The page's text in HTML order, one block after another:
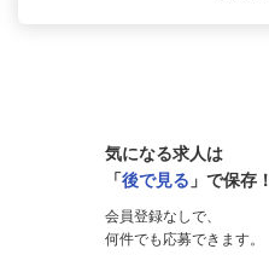
気になる求人は
「後で見る 」で保存！
会員登録なしで、
何件でも応募できます。